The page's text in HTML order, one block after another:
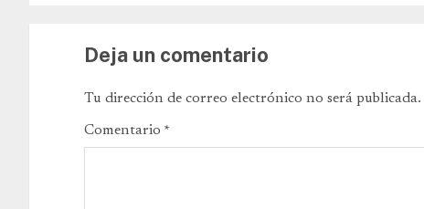
Deja un comentario
Tu dirección de correo electrónico no será publicada.
Comentario *